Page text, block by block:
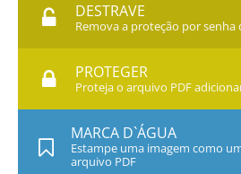
DESTRAVE
Remova a proteção por senha
PROTEGER
Proteja o arquivo PDF
MARCA D`ÁGUA
Estampe uma imagem como
arquivo PDF